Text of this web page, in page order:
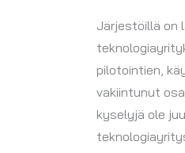
Järjestöillä on
pilotointien,
vakiintunut
kyselyjä ole